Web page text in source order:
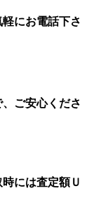
にお電話下さ
ご安心くださ
には査定額Ｕ